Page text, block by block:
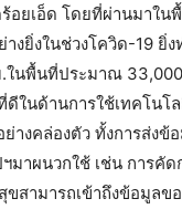
อยเอ็ด โดยที่ผ่านมาใ
างยิ่งในช่วงโควิด-19
.ในพื้นที่ประมาณ
ในด้านการใช้เทคโน
างคล่องตัว ทั้งการส่ง
มาผนวกใช้ เช่น การ
สามารถเข้าถึงข้อมูล